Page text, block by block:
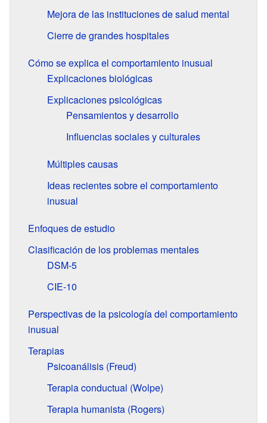
Mejora de las instituciones de salud mental
Cierre de grandes hospitales
Cómo se explica el comportamiento inusual
Explicaciones biológicas
Explicaciones psicológicas
Pensamientos y desarrollo
Influencias sociales y culturales
Múltiples causas
Ideas recientes sobre el comportamiento
inusual
Enfoques de estudio
Clasificación de los problemas mentales
DSM-5
CIE-10
Perspectivas de la psicología del comportamiento
inusual
Terapias
Psicoanálisis (Freud)
Terapia conductual (Wolpe)
Terapia humanista (Rogers)